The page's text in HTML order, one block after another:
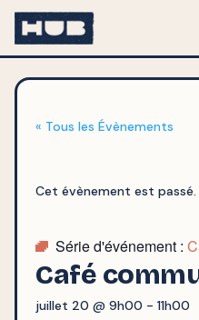
« Tous les Évènements
Cet évènement est passé.
Série d'événement :
Café
juillet 20 @ 9h00 - 11h00